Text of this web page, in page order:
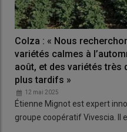
Colza : « Nous
variétés calmes à
août, et des variétés très
plus tardifs »
12 mai 2025
Étienne Mignot est expert
groupe coopératif Vivescia. Il